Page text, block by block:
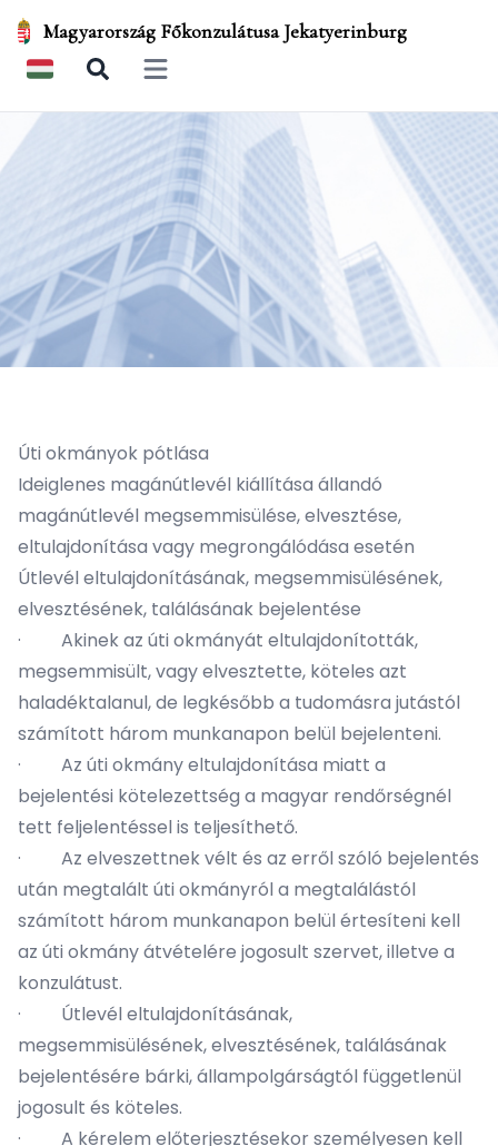
Magyarország Főkonzulátusa Jekatyerinburg
Open main menu
Úti okmányok pótlása
Ideiglenes magánútlevél kiállítása állandó
magánútlevél megsemmisülése, elvesztése,
eltulajdonítása vagy megrongálódása esetén
Útlevél eltulajdonításának, megsemmisülésének,
elvesztésének, találásának bejelentése
· Akinek az úti okmányát eltulajdonították,
megsemmisült, vagy elvesztette, köteles azt
haladéktalanul, de legkésőbb a tudomásra jutástól
számított három munkanapon belül bejelenteni.
· Az úti okmány eltulajdonítása miatt a
bejelentési kötelezettség a magyar rendőrségnél
tett feljelentéssel is teljesíthető.
· Az elveszettnek vélt és az erről szóló bejelentés
után megtalált úti okmányról a megtalálástól
számított három munkanapon belül értesíteni kell
az úti okmány átvételére jogosult szervet, illetve a
konzulátust.
· Útlevél eltulajdonításának,
megsemmisülésének, elvesztésének, találásának
bejelentésére bárki, állampolgárságtól függetlenül
jogosult és köteles.
· A kérelem előterjesztésekor személyesen kell